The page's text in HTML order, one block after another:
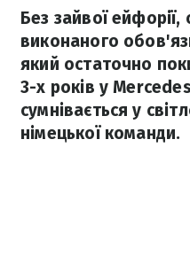
Без зайвої
виконаного
який остаточно
3-х років у
сумнівається у
німецької команди.